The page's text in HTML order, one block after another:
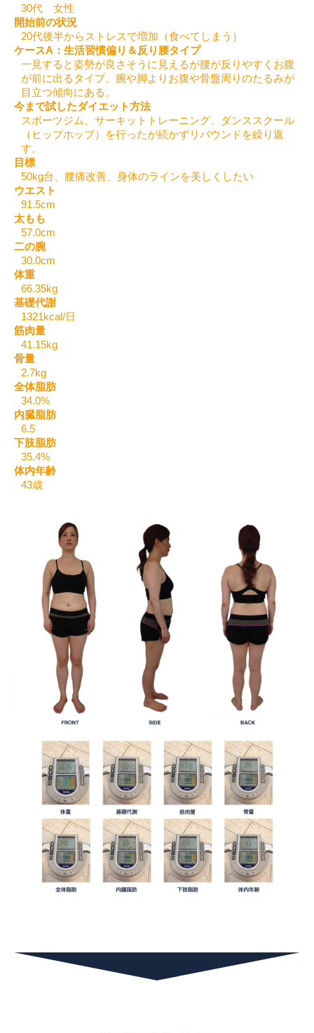
30代 女性
開始前の状況
20代後半からストレスで増加（食べてしまう）
ケースA：生活習慣偏り＆反り腰タイプ
一見すると姿勢が良さそうに見えるが腰が反りやすくお腹
が前に出るタイプ。腕や脚よりお腹や骨盤周りのたるみが
目立つ傾向にある。
今まで試したダイエット方法
スポーツジム、サーキットトレーニング、ダンススクール
（ヒップホップ）を行ったが続かずリバウンドを繰り返
す。
目標
50kg台、腰痛改善、身体のラインを美しくしたい
ウエスト
91.5cm
太もも
57.0cm
二の腕
30.0cm
体重
66.35kg
基礎代謝
1321kcal/日
筋肉量
41.15kg
骨量
2.7kg
全体脂肪
34.0%
内臓脂肪
6.5
下肢脂肪
35.4%
体内年齢
43歳